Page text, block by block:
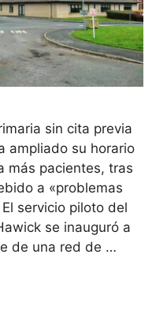
sin cita previa
ampliado su horario
más pacientes, tras
a «problemas
servicio piloto del
se inauguró a
de una red de …